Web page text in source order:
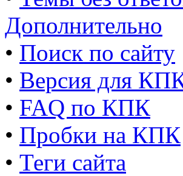
Дополнительно
• Поиск по сайту
• Версия для
• FAQ по КПК
• Пробки на КПК
• Теги сайта